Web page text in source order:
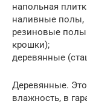
напольная
наливные полы,
резиновые
крошки);
деревянные
Деревянные.
влажность, в